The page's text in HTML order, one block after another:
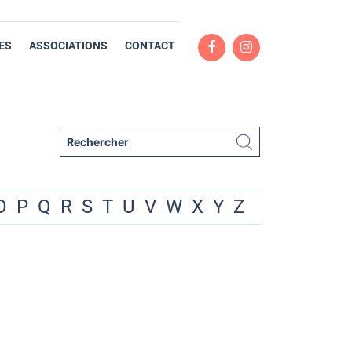
ASSOCIATIONS CONTACT
P Q R S T U V W X Y Z